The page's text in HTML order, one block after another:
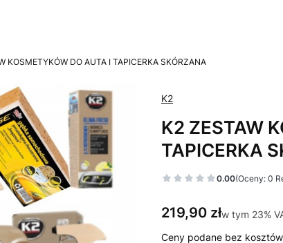
KOSMETYKÓW DO AUTA I TAPICERKA SKÓRZANA
K2
K2 ZESTAW
TAPICERKA
0.00(Oceny: 0
Cena
219,90 złw tym 23%
w tym 23%
Ceny podane bez